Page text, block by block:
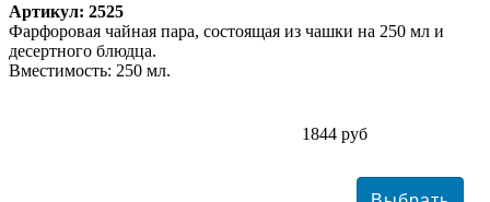
Артикул: 2525
Фарфоровая чайная пара, состоящая из чашки на 250 мл и
десертного блюдца.
Вместимость: 250 мл.
1844 руб